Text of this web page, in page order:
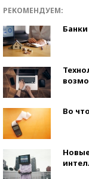
РЕКОМЕНДУЕМ:
Во